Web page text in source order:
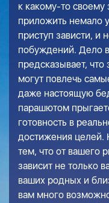
к какому-то
приложить немало
приступ зависти, и
побуждений. Дело
предсказывает,
могут повлечь
даже настоящую
парашютом
готовность в
достижения целей.
тем, что от вашего
зависит не только
ваших родных и
вам много